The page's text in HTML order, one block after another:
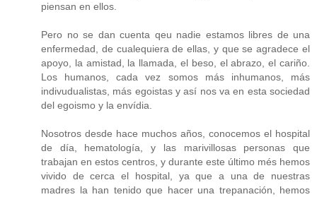
piensan en ellos.
Pero no se dan cuenta qeu nadie estamos libres de una
enfermedad, de cualequiera de ellas, y que se agradece el
apoyo, la amistad, la llamada, el beso, el abrazo, el cariño.
Los humanos, cada vez somos más inhumanos, más
indivudualistas, más egoistas y así nos va en esta sociedad
del egoismo y la envídia.
Nosotros desde hace muchos años, conocemos el hospital
de día, hematología, y las marivillosas personas que
trabajan en estos centros, y durante este último més hemos
vivido de cerca el hospital, ya que a una de nuestras
madres la han tenido que hacer una trepanación, hemos